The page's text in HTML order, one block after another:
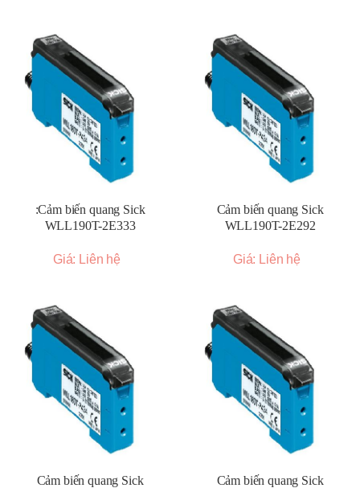
:Cảm biến quang Sick
WLL190T-2E333
Giá: Liên hệ
Cảm biến quang Sick
WLL190T-2E292
Giá: Liên hệ
Cảm biến quang Sick
Cảm biến quang Sick